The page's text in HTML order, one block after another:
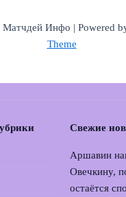
Инфо | Powered
Theme
Свежие
Аршавин
Овечкину,
остаётся